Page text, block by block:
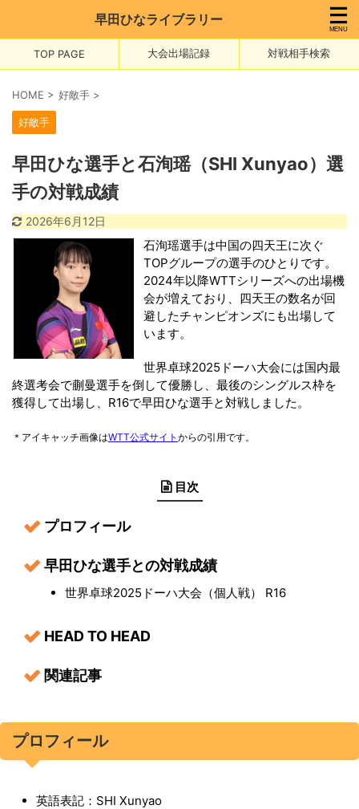
早田ひなライブラリー
TOP PAGE 大会出場記録 対戦相手検索
HOME > 好敵手 >
好敵手
早田ひな選手と石洵瑶（SHI Xunyao）選
手の対戦成績
2026年6月12日
石洵瑶選手は中国の四天王に次ぐ
TOPグループの選手のひとりです。
2024年以降WTTシリーズへの出場機
会が増えており、四天王の数名が回
避したチャンピオンズにも出場して
います。
世界卓球2025ドーハ大会には国内最
終選考会で蒯曼選手を倒して優勝し、最後のシングルス枠を
獲得して出場し、R16で早田ひな選手と対戦しました。
＊アイキャッチ画像はWTT公式サイト からの引用です。
目次
プロフィール
早田ひな選手との対戦成績
世界卓球2025ドーハ大会（個人戦） R16
HEAD TO HEAD
関連記事
プロフィール
英語表記：SHI Xunyao